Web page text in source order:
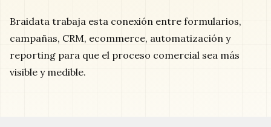
Braidata trabaja esta conexión entre formularios,
campañas, CRM, ecommerce, automatización y
reporting para que el proceso comercial sea más
visible y medible.